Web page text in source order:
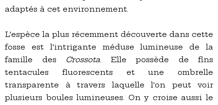
adaptés à cet environnement.
L'espèce la plus récemment découverte dans cette
fosse est l'intrigante méduse lumineuse de la
famille des
Crossota. Elle possède de fins
tentacules fluorescents et une ombrelle
transparente à travers laquelle l'on peut voir
plusieurs boules lumineuses. On y croise aussi le